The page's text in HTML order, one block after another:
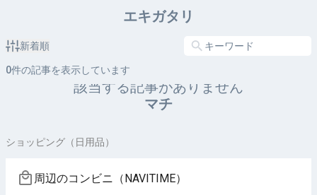
エキガタリ
新着順
0件の記事を表示しています
該当する記事がありません
マチ
ショッピング（日用品）
周辺のコンビニ（NAVITIME）